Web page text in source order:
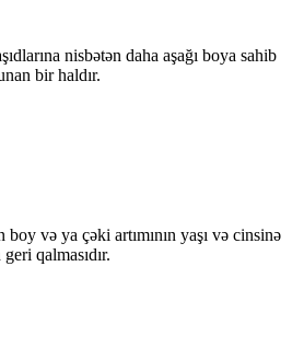
nisbətən daha aşağı boya sahib
bir haldır.
və ya çəki artımının yaşı və cinsinə
qalmasıdır.